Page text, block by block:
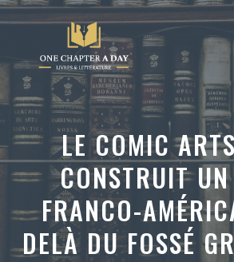
Aller
contenu
LE COMIC
CONSTRUIT
FRANCO-
DELÀ DU FOSSÉ